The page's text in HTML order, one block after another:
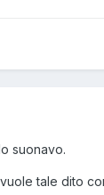
suonavo.
tale dito